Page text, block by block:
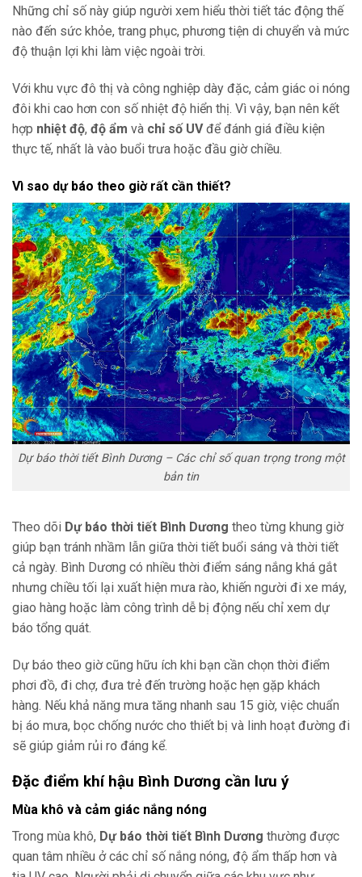
Những chỉ số này giúp người xem hiểu thời tiết tác động thế
nào đến sức khỏe, trang phục, phương tiện di chuyển và mức
độ thuận lợi khi làm việc ngoài trời.
Với khu vực đô thị và công nghiệp dày đặc, cảm giác oi nóng
đôi khi cao hơn con số nhiệt độ hiển thị. Vì vậy, bạn nên kết
hợp nhiệt độ, độ ẩm và chỉ số UVđể đánh giá điều kiện
thực tế, nhất là vào buổi trưa hoặc đầu giờ chiều.
Vì sao dự báo theo giờ rất cần thiết?
Dự báo thời tiết Bình Dương – Các chỉ số quan trọng trong một
bản tin
Theo dõi Dự báo thời tiết Bình Dương theo từng khung giờ
giúp bạn tránh nhầm lẫn giữa thời tiết buổi sáng và thời tiết
cả ngày. Bình Dương có nhiều thời điểm sáng nắng khá gắt
nhưng chiều tối lại xuất hiện mưa rào, khiến người đi xe máy,
giao hàng hoặc làm công trình dễ bị động nếu chỉ xem dự
báo tổng quát.
Dự báo theo giờ cũng hữu ích khi bạn cần chọn thời điểm
phơi đồ, đi chợ, đưa trẻ đến trường hoặc hẹn gặp khách
hàng. Nếu khả năng mưa tăng nhanh sau 15 giờ, việc chuẩn
bị áo mưa, bọc chống nước cho thiết bị và linh hoạt đường đi
sẽ giúp giảm rủi ro đáng kể.
Đặc điểm khí hậu Bình Dương cần lưu ý
Mùa khô và cảm giác nắng nóng
Trong mùa khô, Dự báo thời tiết Bình Dương thường được
quan tâm nhiều ở các chỉ số nắng nóng, độ ẩm thấp hơn và